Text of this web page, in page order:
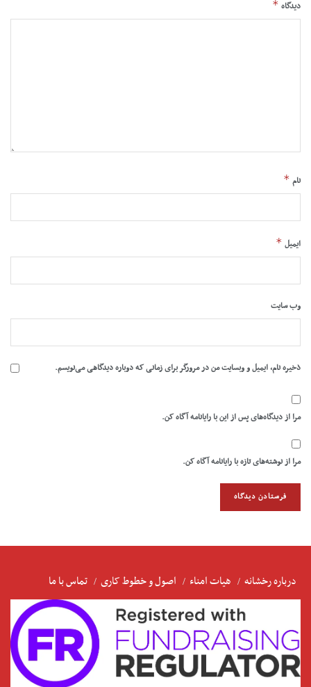
دیدگاه *
نام *
ایمیل *
وب‌ سایت
ذخیره نام، ایمیل و وبسایت من در مرورگر برای زمانی که دوباره دیدگاهی می‌نویسم.
مرا از دیدگاه‌های پس از این با رایانامه آگاه کن.
مرا از نوشته‌های تازه با رایانامه آگاه کن.
درباره رخشانه هیات امناء اصول و خطوط کاری تماس با ما